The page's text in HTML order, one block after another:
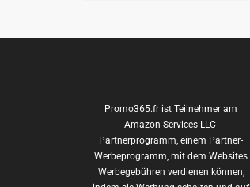
Promo365.fr ist Teilnehmer am
Amazon Services LLC-
Partnerprogramm, einem Partner-
Werbeprogramm, mit dem Websites
Werbegebühren verdienen können,